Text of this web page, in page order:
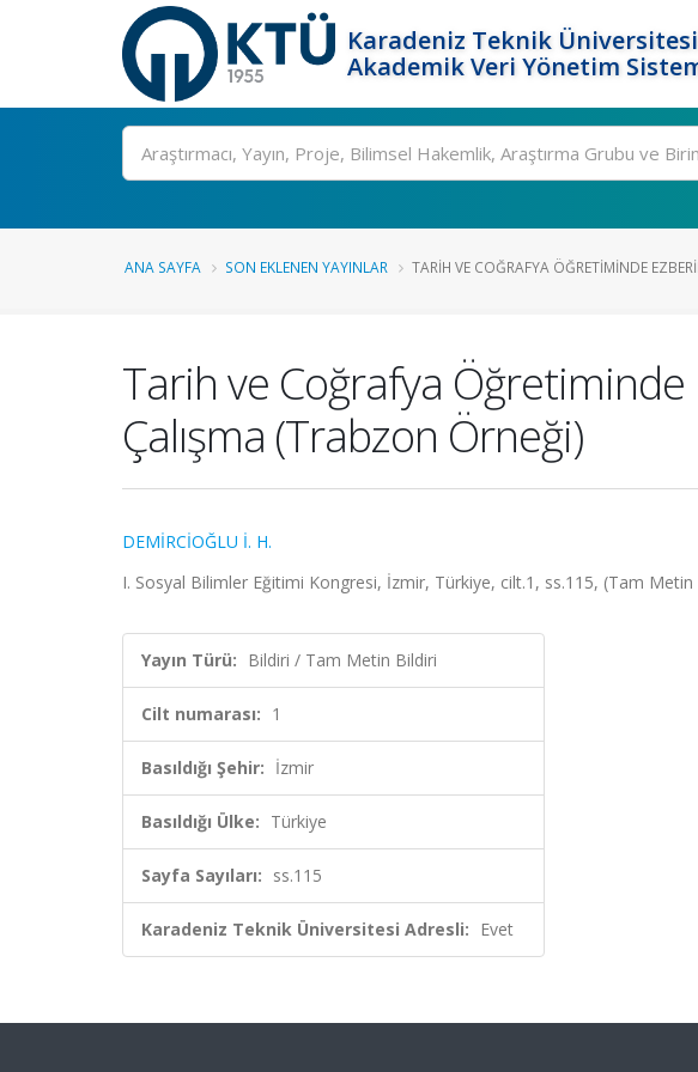
Karadeniz Teknik Üniversitesi
Akademik Veri Yönetim
Ara
ANA SAYFA SON EKLENEN YAYINLAR TARIH VE COĞRAFYA ÖĞRETIMINDE
Tarih ve Coğrafya
Çalışma (Trabzon Örneği)
DEMİRCİOĞLU İ. H.
I. Sosyal Bilimler Eğitimi Kongresi, İzmir, Türkiye, cilt.1, ss.115, (Tam Metin
Yayın Türü: Bildiri / Tam Metin Bildiri
Cilt numarası: 1
Basıldığı Şehir: İzmir
Basıldığı Ülke: Türkiye
Sayfa Sayıları: ss.115
Karadeniz Teknik Üniversitesi Adresli: Evet